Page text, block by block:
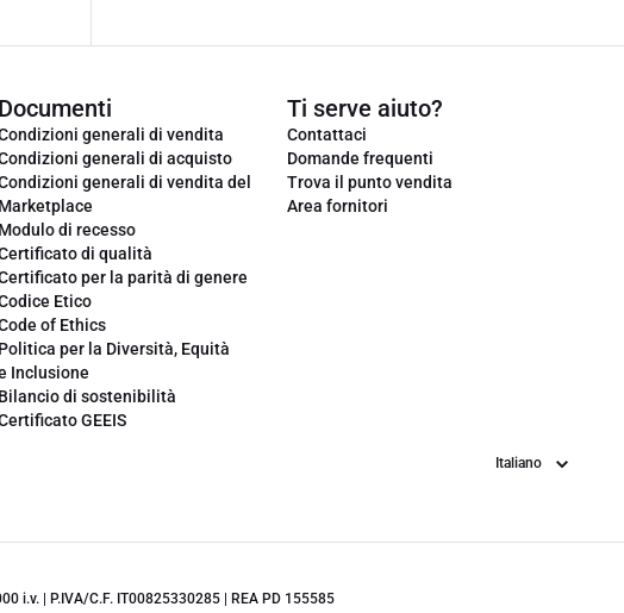
Documenti
generali di vendita
generali di acquisto
generali di vendita del
Marketplace
Modulo di recesso
di qualità
per la parità di genere
Etico
of Ethics
Politica per la Diversità, Equità
Inclusione
Bilancio di sostenibilità
GEEIS
Ti serve aiuto?
Contattaci
Domande frequenti
Trova il punto vendita
Area fornitori
Lingua
i.v. | P.IVA/C.F. IT00825330285 | REA PD 155585